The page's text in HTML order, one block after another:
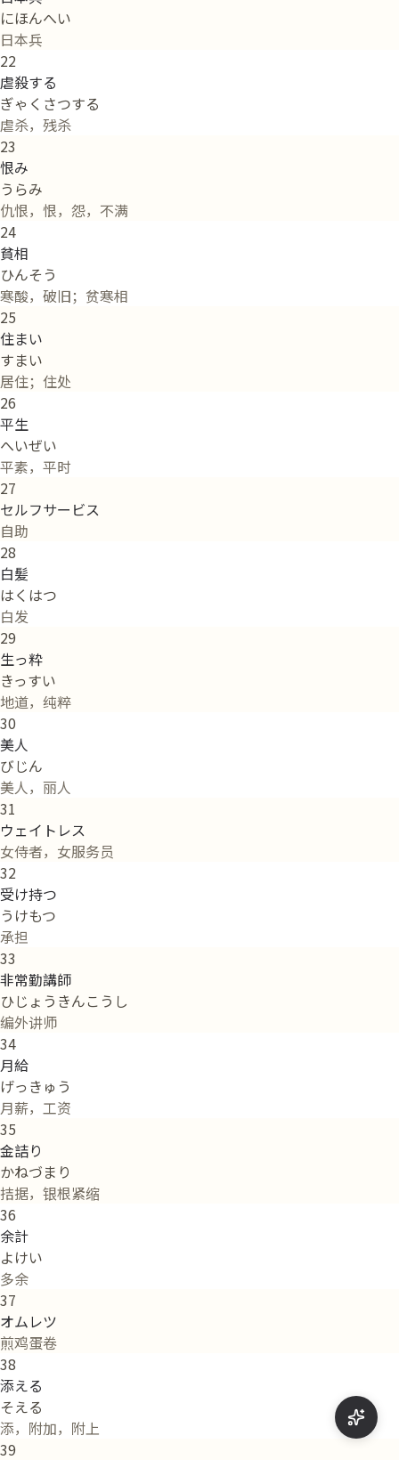
にほんへい
日本兵
22
虐殺する
ぎゃくさつする
虐杀，残杀
23
恨み
うらみ
仇恨，恨，怨，不满
24
貧相
ひんそう
寒酸，破旧；贫寒相
25
住まい
すまい
居住；住处
26
平生
へいぜい
平素，平时
27
セルフサービス
自助
28
白髪
はくはつ
白发
29
生っ粋
きっすい
地道，纯粹
30
美人
びじん
美人，丽人
31
ウェイトレス
女侍者，女服务员
32
受け持つ
うけもつ
承担
33
非常勤講師
ひじょうきんこうし
编外讲师
34
月給
げっきゅう
月薪，工资
35
金詰り
かねづまり
拮据，银根紧缩
36
余計
よけい
多余
37
オムレツ
煎鸡蛋卷
38
添える
そえる
添，附加，附上
39